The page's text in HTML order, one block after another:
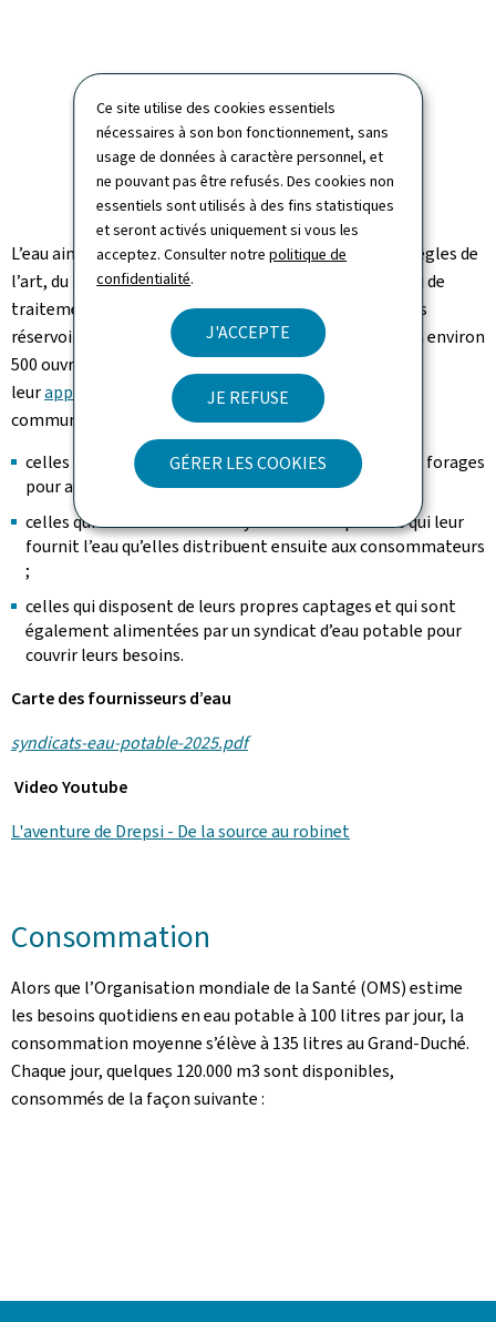
Ce site utilise des cookies essentiels
nécessaires à son bon fonctionnement, sans
usage de données à caractère personnel, et
ne pouvant pas être refusés. Des cookies non
essentiels sont utilisés à des fins statistiques
et seront activés uniquement si vous les
acceptez. Consulter notrepolitique de
confidentialité.
J'ACCEPTE
JE REFUSE
GÉRER LES COOKIES
L’eau ainsi captée ou traitée est acheminée selon les règles de
l’art, du point de captage (source, forage ou de son lieu de
traitement) jusqu’au consommateur en passant par les
réservoirs, brise-charges et stations de pompage. Il y a environ
500 ouvrages au Luxembourg. En fonction de
leurapprovisionnement en eaux potables (Pdf)
communes se classent en trois catégories :
celles qui exploitent elles-mêmes des sources ou des forages
pour assurer leur alimentation en eau potable ;
celles qui sont affiliées à un syndicat d’eau potable qui leur
fournit l’eau qu’elles distribuent ensuite aux consommateurs
;
celles qui disposent de leurs propres captages et qui sont
également alimentées par un syndicat d’eau potable pour
couvrir leurs besoins.
Carte des fournisseurs d’eau
syndicats-eau-potable-2025.pdf
Video Youtube
L'aventure de Drepsi - De la source au robinet
Consommation
Alors que l’Organisation mondiale de la Santé (OMS) estime
les besoins quotidiens en eau potable à 100 litres par jour, la
consommation moyenne s’élève à 135 litres au Grand-Duché.
Chaque jour, quelques 120.000 m3 sont disponibles,
consommés de la façon suivante :